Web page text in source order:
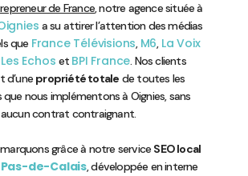
de France, notre agence située à
a su attirer l’attention des médias
que France Télévisions, M6, La Voix
Les Echos et BPI France. Nos clients
d’une propriété totale de toutes les
nous implémentons à Oignies, sans
aucun contrat contraignant.
grâce à notre service SEO local
Pas-de-Calais, développée en interne